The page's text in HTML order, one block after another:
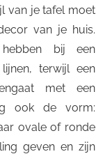
van je tafel moet
van je huis.
bij een
terwijl een
met een
ook de vorm:
ovale of ronde
geven en zijn